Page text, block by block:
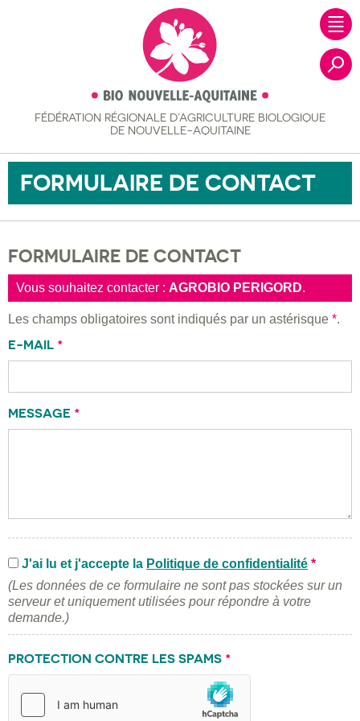
FÉDÉRATION RÉGIONALE D’AGRICULTURE BIOLOGIQUE
DE NOUVELLE-AQUITAINE
FORMULAIRE DE CONTACT
FORMULAIRE DE CONTACT
Vous souhaitez contacter : AGROBIO PERIGORD.
Les champs obligatoires sont indiqués par un astérisque *.
E-MAIL *
MESSAGE *
J'ai lu et j'accepte la Politique de confidentialité *
(Les données de ce formulaire ne sont pas stockées sur un
serveur et uniquement utilisées pour répondre à votre
demande.)
PROTECTION CONTRE LES SPAMS *